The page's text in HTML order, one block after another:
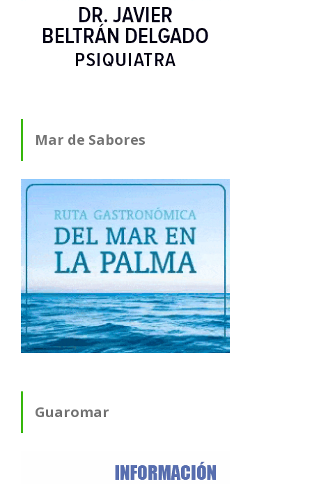
Mar de Sabores
Guaromar